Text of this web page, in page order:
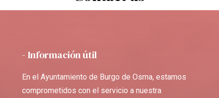
- Información útil
En el Ayuntamiento de Burgo de Osma, estamos
comprometidos con el servicio a nuestra